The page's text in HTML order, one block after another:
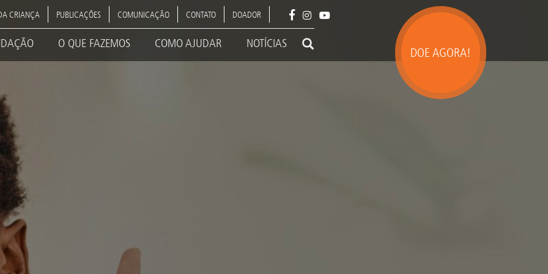
DOE AGORA!
CRIANÇA PUBLICAÇÕES COMUNICAÇÃO CONTATO DOADOR
O QUE FAZEMOS COMO AJUDAR NOTÍCIAS